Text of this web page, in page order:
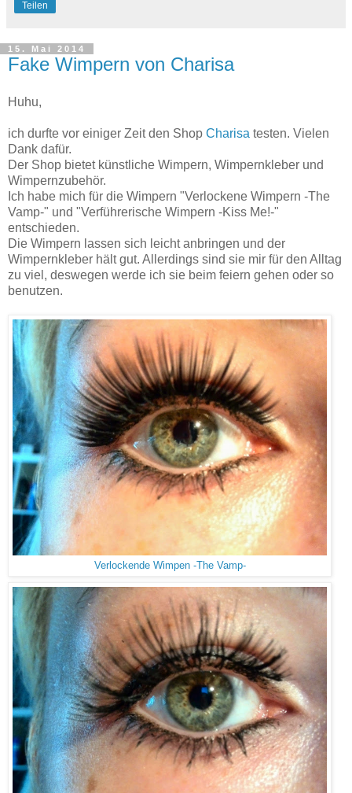
Teilen
15. Mai 2014
Fake Wimpern von Charisa
Huhu,
ich durfte vor einiger Zeit den Shop Charisa testen. Vielen
Dank dafür.
Der Shop bietet künstliche Wimpern, Wimpernkleber und
Wimpernzubehör.
Ich habe mich für die Wimpern "Verlockene Wimpern -The
Vamp-" und "Verführerische Wimpern -Kiss Me!-"
entschieden.
Die Wimpern lassen sich leicht anbringen und der
Wimpernkleber hält gut. Allerdings sind sie mir für den Alltag
zu viel, deswegen werde ich sie beim feiern gehen oder so
benutzen.
Verlockende Wimpen -The Vamp-